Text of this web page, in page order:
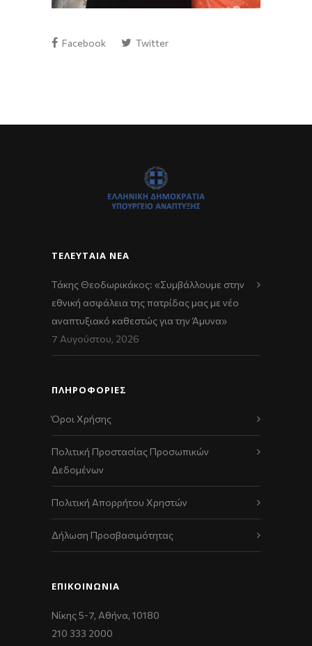
Facebook Twitter
ΤΕΛΕΥΤΑΊΑ ΝΈΑ
Τάκης Θεοδωρικάκος: «Συμβάλλουμε στην
εθνική ασφάλεια της πατρίδας μας με νέο
αναπτυξιακό καθεστώς για την Άμυνα»
7 Αυγούστου, 2026
ΠΛΗΡΟΦΟΡΙΕΣ
Όροι Χρήσης
Πολιτική Προστασίας Προσωπικών
Δεδομένων
Πολιτική Απορρήτου Χρηστών
Δήλωση Προσβασιμότητας
ΕΠΙΚΟΙΝΩΝΊΑ
Νίκης 5-7, Αθήνα, 10180
210 333 2000